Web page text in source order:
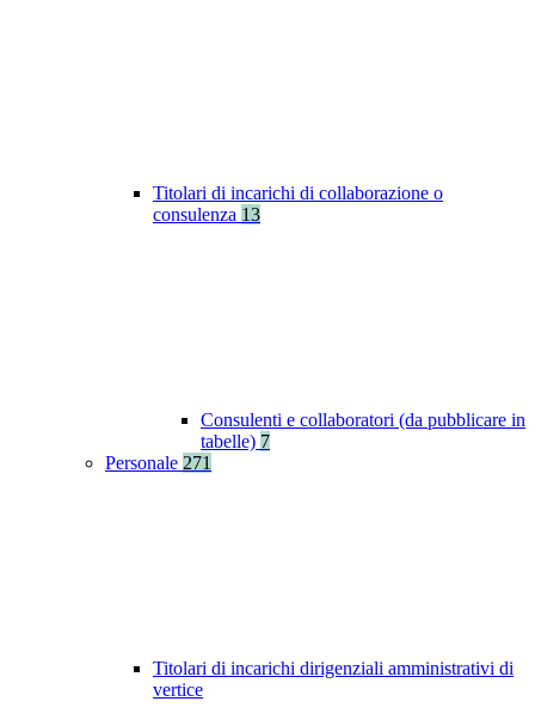
Titolari di incarichi di collaborazione o
consulenza 13
Consulenti e collaboratori (da pubblicare in
tabelle) 7
Personale 271
Titolari di incarichi dirigenziali amministrativi di
vertice